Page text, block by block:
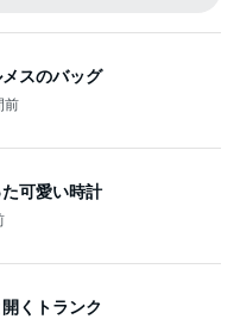
スのバッグ
前
可愛い時計
くトランク